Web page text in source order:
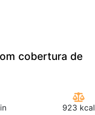
cobertura de
923 kcal